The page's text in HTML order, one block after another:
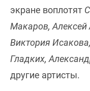
экране воплотят
Макаров, Алексей
Виктория
Гладких,
другие артисты.